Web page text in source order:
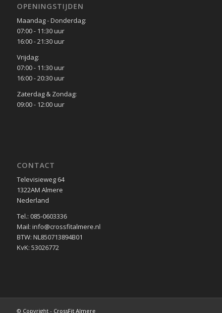
OPENINGSTIJDEN
Maandag - Donderdag:
07:00 - 11:30 uur
16:00 - 21:30 uur
Vrijdag:
07:00 - 11:30 uur
16:00 - 20:30 uur
Zaterdag & Zondag:
09:00 - 12:00 uur
CONTACT
Televisieweg 64
1322AM Almere
Nederland
Tel.: 085-0603336
Mail: info@crossfitalmere.nl
BTW: NL850713894B01
KvK: 53026772
© Copyright - CrossFit Almere